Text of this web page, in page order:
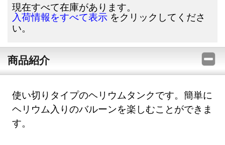
現在すべて在庫があります。
入荷情報をすべて表示 をクリックしてくださ
い。
商品紹介
使い切りタイプのヘリウムタンクです。簡単に
ヘリウム入りのバルーンを楽しむことができま
す。